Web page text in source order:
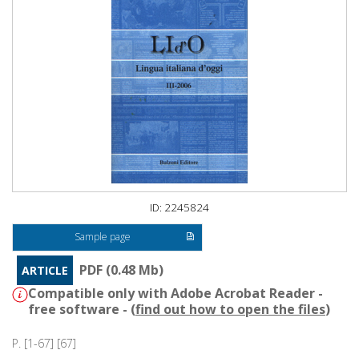
ID: 2245824
Sample page
ARTICLE
PDF (0.48 Mb)
Compatible only with Adobe Acrobat Reader -
free software - (find out how to open the files)
P. [1-67] [67]